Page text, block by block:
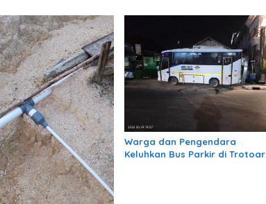
Warga dan Pengendara
Keluhkan Bus Parkir di Trotoar